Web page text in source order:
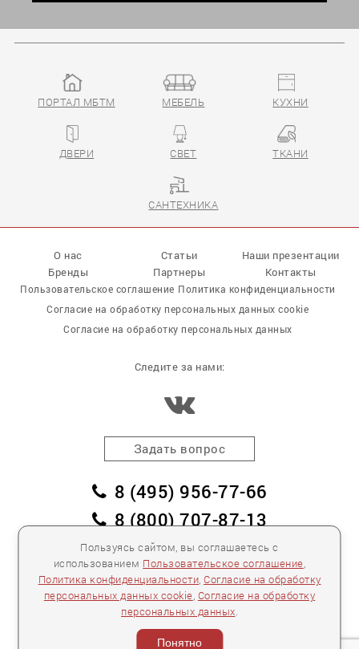
Пользуясь сайтом, вы соглашаетесь с
использованием Пользовательское соглашение
Политика конфиденциальности Согласие на обработку
персональных данных cookie Согласие на обработку
персональных данных
Понятно
ПОРТАЛ МБТМ МЕБЕЛЬ КУХНИ
ДВЕРИ СВЕТ ТКАНИ
САНТЕХНИКА
О нас Статьи
Наши презентации
Бренды
Партнеры Контакты
Пользовательское соглашение Политика конфиденциальности
Согласие на обработку персональных данных cookie
Согласие на обработку персональных данных
Следите за нами:
Задать вопрос
8 (495) 956-77-66
8 (800) 707-87-13
заказать обратный звонок
пл. Победы, дом 2, корпус 2
Для спецификаций и предложений:info@mebelclub.ru
Выставленные на данном сайте предложения
публичной офертой не являются.
Количество товара ограничено.